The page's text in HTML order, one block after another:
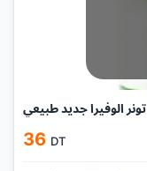
تونر الوفيرا جديد طبيعي
36 DT